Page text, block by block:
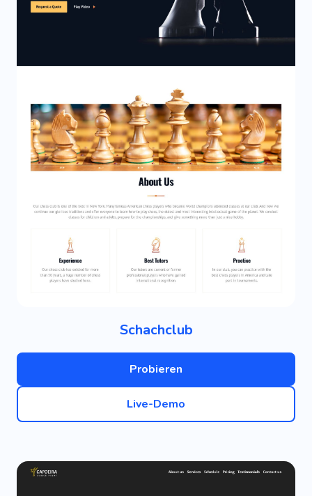
Schachclub
Probieren
Live-Demo